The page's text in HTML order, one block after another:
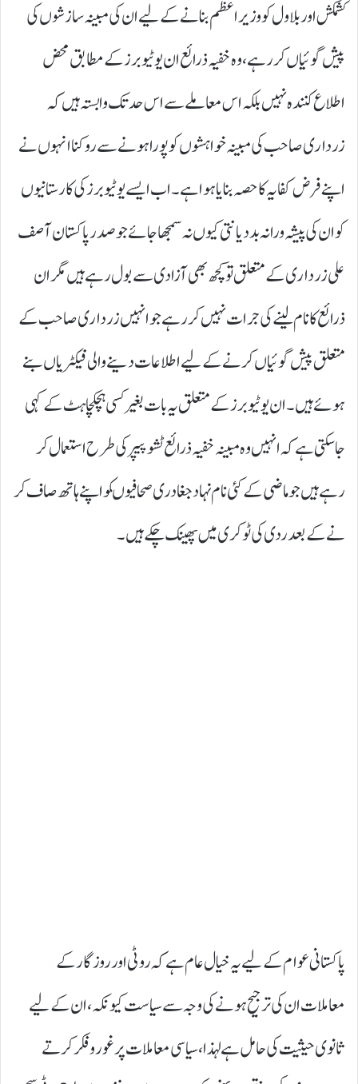
کشمکش اور بلاول کو وزیراعظم بنانے کے لیے ان کی مبینہ سازشوں کی
پیش گوئیاں کر رہے ، وہ خفیہ ذرائع ان یو ٹیوبرز کے مطابق محض
اطلاع کنندہ نہیں بلکہ اس معاملے سے اس حد تک وابستہ ہیں کہ
زرداری صاحب کی مبینہ خواہشوں کوپورا ہونے سے روکنا انہوں نے
اپنے فرض کفایہ کا حصہ بنایا ہوا ہے۔ اب ایسے یوٹیوبرز کی کارستانیوں
کو ان کی پیشہ ورانہ بددیانتی کیوں نہ سمجھا جائے جو صدر پاکستان آصف
علی زرداری کے متعلق تو کچھ بھی آزادی سے بول رہے ہیں مگر ان
ذرائع کا نام لینے کی جرات نہیں کر رہے جو انہیں زرداری صاحب کے
متعلق پیش گوئیاں کرنے کے لیے اطلاعات دینے والی فیکٹریاں بنے
ہوئے ہیں۔ ان یوٹیوبرز کے متعلق یہ بات بغیر کسی ہچکچاہٹ کے کہی
جاسکتی ہے کہ انہیں وہ مبینہ خفیہ ذرائع ٹشو پیپر کی طرح استعمال کر
رہے ہیں جو ماضی کے کئی نام نہاد جغادری صحافیوںکو اپنے ہاتھ صاف کر
نے کے بعد ردی کی ٹوکری میں پھینک چکے ہیں۔
پاکستانی عوام کے لیے یہ خیال عام ہے کہ روٹی اور روزگار کے
معاملات ان کی ترجیح ہونے کی وجہ سے سیاست کیونکہ، ان کے لیے
ثانوی حیثیت کی حامل ہے لہذا ، سیاسی معاملات پر غور و فکر کرتے